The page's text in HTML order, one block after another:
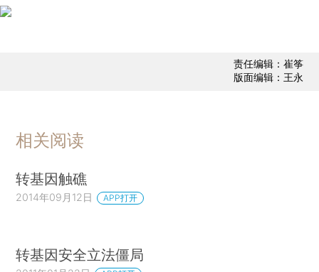
责任编辑：崔筝
版面编辑：王永
相关阅读
转基因触礁
2014年09月12日 APP打开
转基因安全立法僵局